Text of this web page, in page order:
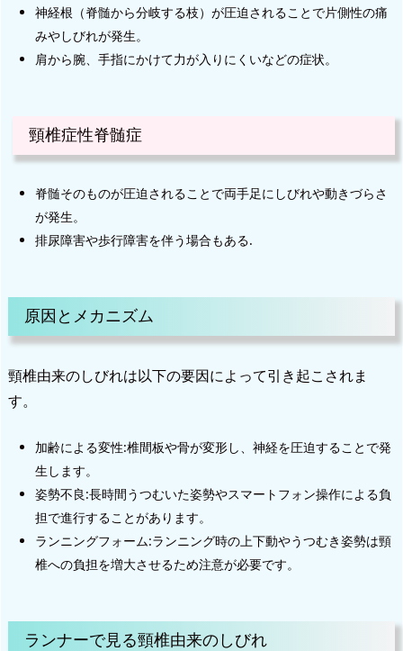
神経根（脊髄から分岐する枝）が圧迫されることで片側性の痛
みやしびれが発生。
肩から腕、手指にかけて力が入りにくいなどの症状。
頸椎症性脊髄症
脊髄そのものが圧迫されることで両手足にしびれや動きづらさ
が発生。
排尿障害や歩行障害を伴う場合もある.
原因とメカニズム
頸椎由来のしびれは以下の要因によって引き起こされま
す。
加齢による変性:椎間板や骨が変形し、神経を圧迫することで発
生します。
姿勢不良:長時間うつむいた姿勢やスマートフォン操作による負
担で進行することがあります。
ランニングフォーム:ランニング時の上下動やうつむき姿勢は頸
椎への負担を増大させるため注意が必要です。
ランナーで見る頸椎由来のしびれ